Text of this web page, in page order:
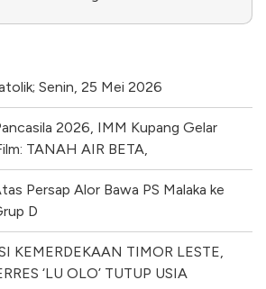
Senin, 25 Mei 2026
2026, IMM Kupang Gelar
TANAH AIR BETA,
Persap Alor Bawa PS Malaka ke
D
KEMERDEKAAN TIMOR LESTE,
‘LU OLO’ TUTUP USIA